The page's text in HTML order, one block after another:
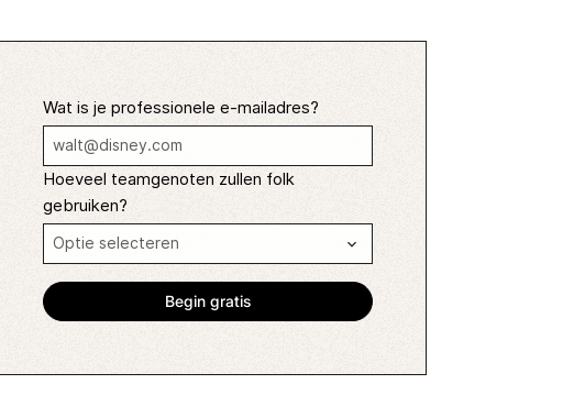
Wat is je professionele e-mailadres?
Hoeveel teamgenoten zullen folk
gebruiken?